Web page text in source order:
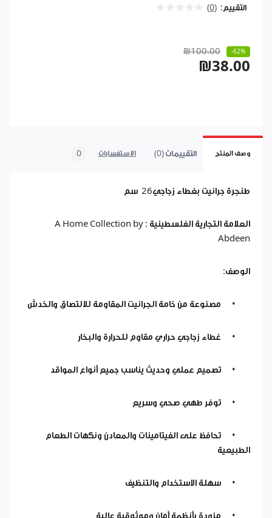
التقييم: (0)
₪100.00 -62%
₪38.00
وصف المنتج التقييمات (0) الاستفسارات 0
طنجرة جرانيت بغطاء زجاجي26 سم
العلامة التجارية الفلسطينية : A Home Collection by
Abdeen
الوصف:
• مصنوعة من خامة الجرانيت المقاومة للالتصاق والخدش
• غطاء زجاجي حراري مقاوم للحرارة والبخار
• تصميم عملي وحديث يناسب جميع أنواع المواقد
• توفر طهي صحي وسريع
•
تحافظ على الفيتامينات والمعادن ونكهات الطعام
الطبيعية
• سهلة الاستخدام والتنظيف